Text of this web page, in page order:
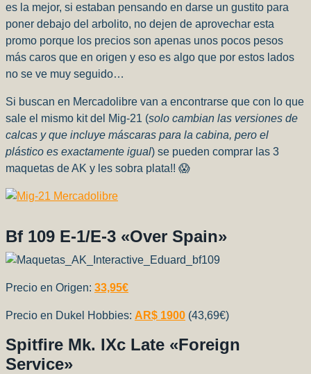
es la mejor, si estaban pensando en darse un gustito para
poner debajo del arbolito, no dejen de aprovechar esta
promo porque los precios son apenas unos pocos pesos
más caros que en origen y eso es algo que por estos lados
no se ve muy seguido…
Si buscan en Mercadolibre van a encontrarse que con lo que
sale el mismo kit del Mig-21 (solo cambian las versiones de
calcas y que incluye máscaras para la cabina, pero el
plástico es exactamente igual) se pueden comprar las 3
maquetas de AK y les sobra plata!! 😱
Bf 109 E-1/E-3 «Over Spain»
Precio en Origen: 33,95€
Precio en Dukel Hobbies: AR$ 1900 (43,69€)
Spitfire Mk. IXc Late «Foreign
Service»